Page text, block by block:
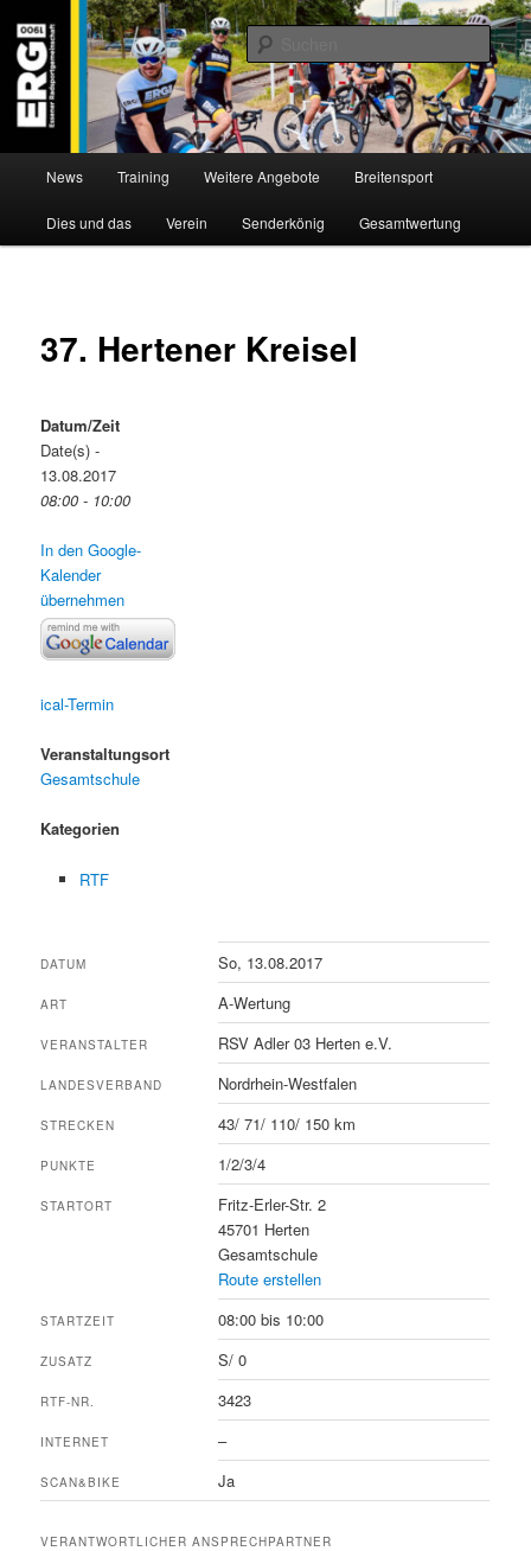
Inhalt
wechseln
ERG 1900 e.V
Willkommen bei der Essener Radsportgemeinschaft
News Training Weitere Angebote Breitensport
Dies und das Verein Senderkönig Gesamtwertung
37. Hertener Kreisel
Datum/Zeit
Date(s) -
13.08.2017
08:00 - 10:00
In den Google-
Kalender
übernehmen
ical-Termin
Veranstaltungsort
Gesamtschule
Kategorien
RTF
DATUM So, 13.08.2017
ART A-Wertung
VERANSTALTER RSV Adler 03 Herten e.V.
LANDESVERBAND Nordrhein-Westfalen
STRECKEN 43/ 71/ 110/ 150 km
PUNKTE 1/2/3/4
STARTORT
Fritz-Erler-Str. 2
45701 Herten
Gesamtschule
Route erstellen
STARTZEIT 08:00 bis 10:00
ZUSATZ S/ 0
RTF-NR. 3423
INTERNET –
SCAN&BIKE Ja
VERANTWORTLICHER ANSPRECHPARTNER